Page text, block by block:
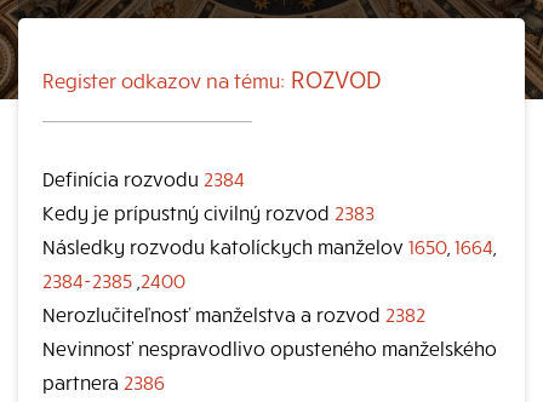
Register odkazov na tému: ROZVOD
Definícia rozvodu 2384
Kedy je prípustný civilný rozvod 2383
Následky rozvodu katolíckych manželov 1650 1664
2384-2385 2400
Nerozlučiteľnosť manželstva a rozvod 2382
Nevinnosť nespravodlivo opusteného manželského
partnera 2386